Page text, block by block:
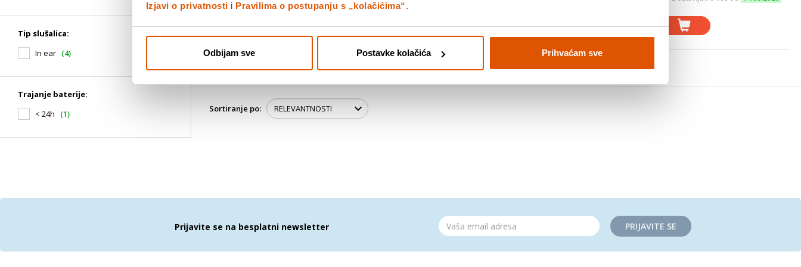
Izjavi o privatnosti i Pravilima o postupanju s „kolačićima“.
Odbijam sve Postavke kolačića Prihvaćam sve
Tip slušalica:
In ear (4)
Trajanje baterije:
< 24h
(1)
Sortiranje po:
Prijavite se na besplatni newsletter PRIJAVITE SE